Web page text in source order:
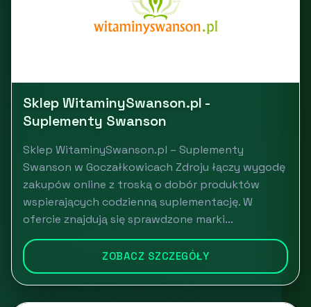
Sklep WitaminySwanson.pl -
Suplementy Swanson
Sklep WitaminySwanson.pl – Suplementy
Swanson w Goczałkowicach Zdroju łączy wygodę
zakupów online z troską o dobór produktów
wspierających codzienną suplementację. W
ofercie znajdują się sprawdzone marki...
ZOBACZ SZCZEGÓŁY